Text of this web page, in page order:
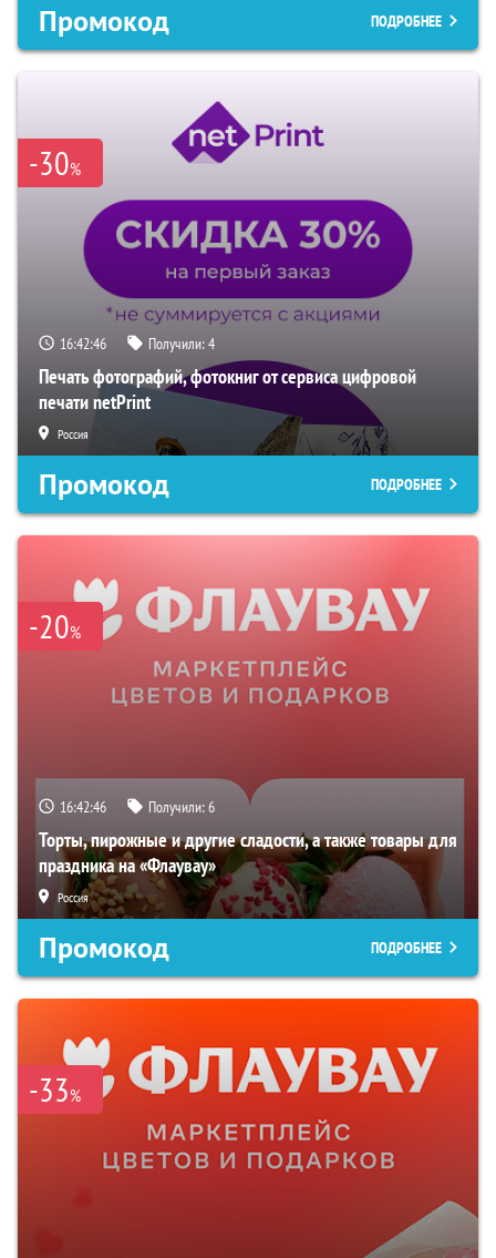
Промокод ПОДРОБНЕЕ
-30%
16:42:45 Получили:4
Печать фотографий, фотокниг от сервиса цифровой
печати netPrint
Россия
Промокод ПОДРОБНЕЕ
-20%
16:42:45 Получили:6
Торты, пирожные и другие сладости, а также товары для
праздника на «Флаувау»
Россия
Промокод ПОДРОБНЕЕ
-33%